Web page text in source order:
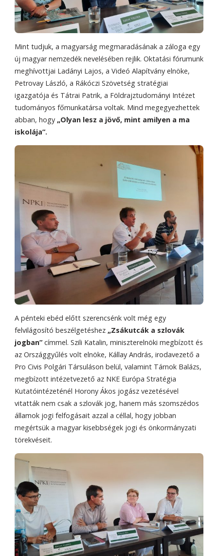
Mint tudjuk, a magyarság megmaradásának a záloga egy
új magyar nemzedék nevelésében rejlik. Oktatási fórumunk
meghívottjai Ladányi Lajos, a Videó Alapítvány elnöke,
Petrovay László, a Rákóczi Szövetség stratégiai
igazgatója és Tátrai Patrik, a Földrajztudományi Intézet
tudományos főmunkatársa voltak. Mind megegyezhettek
abban, hogy „Olyan lesz a jövő, mint amilyen a ma
iskolája”.
A pénteki ebéd előtt szerencsénk volt még egy
felvilágosító beszélgetéshez „Zsákutcák a szlovák
jogban” címmel. Szili Katalin, miniszterelnöki megbízott és
az Országgyűlés volt elnöke, Kállay András, irodavezető a
Pro Civis Polgári Társuláson belül, valamint Tárnok Balázs,
megbízott intézetvezető az NKE Európa Stratégia
Kutatóintézeténél Horony Ákos jogász vezetésével
vitatták nem csak a szlovák jog, hanem más szomszédos
államok jogi felfogásait azzal a céllal, hogy jobban
megértsük a magyar kisebbségek jogi és önkormányzati
törekvéseit.